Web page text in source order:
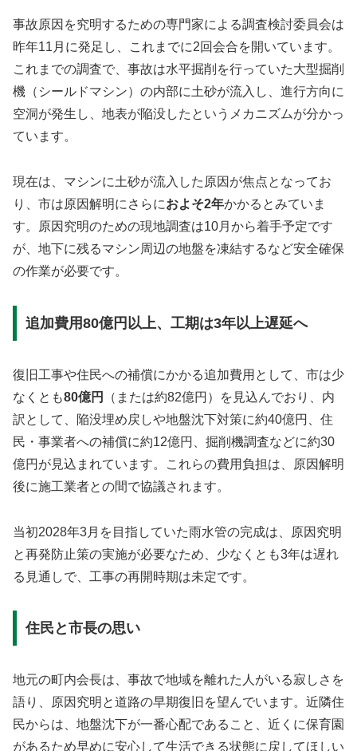
事故原因を究明するための専門家による調査検討委員会は
昨年11月に発足し、これまでに2回会合を開いています。
これまでの調査で、事故は水平掘削を行っていた大型掘削
機（シールドマシン）の内部に土砂が流入し、進行方向に
空洞が発生し、地表が陥没したというメカニズムが分かっ
ています。
現在は、マシンに土砂が流入した原因が焦点となってお
り、市は原因解明にさらにおよそ2年かかるとみていま
す。原因究明のための現地調査は10月から着手予定です
が、地下に残るマシン周辺の地盤を凍結するなど安全確保
の作業が必要です。
追加費用80億円以上、工期は3年以上遅延へ
復旧工事や住民への補償にかかる追加費用として、市は少
なくとも80億円
（または約82億円）を見込んでおり、内
訳として、陥没埋め戻しや地盤沈下対策に約40億円、住
民・事業者への補償に約12億円、掘削機調査などに約30
億円が見込まれています。これらの費用負担は、原因解明
後に施工業者との間で協議されます。
当初2028年3月を目指していた雨水管の完成は、原因究明
と再発防止策の実施が必要なため、少なくとも3年は遅れ
る見通しで、工事の再開時期は未定です。
住民と市長の思い
地元の町内会長は、事故で地域を離れた人がいる寂しさを
語り、原因究明と道路の早期復旧を望んでいます。近隣住
民からは、地盤沈下が一番心配であること、近くに保育園
があるため早めに安心して生活できる状態に戻してほしい